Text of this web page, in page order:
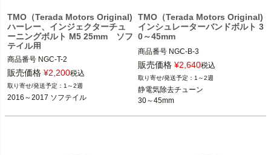
TMO（Terada Motors Original)
ハーレー、インジェクターチュ
ーニングボルト M5 25mm ソフ
テイル用
商品番号
販売価格 ¥2,200税込
1～2週
2016～2017 ソフテイル
TMO（Terada Motors Original)
インシュレーターバンドボルト 3
0～45mm
商品番号
販売価格 ¥2,640税込
1～2週
静電気除去チューン
30～45mm